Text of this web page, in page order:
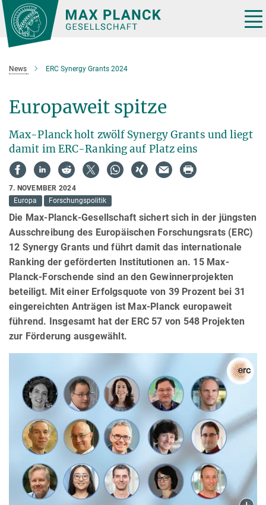
Hauptinhalt
News ERC Synergy Grants 2024
Europaweit spitze
Max-Planck holt zwölf Synergy Grants und liegt
damit im ERC-Ranking auf Platz eins
7. NOVEMBER 2024
Europa
Forschungspolitik
Die Max-Planck-Gesellschaft sichert sich in der jüngsten
Ausschreibung des Europäischen Forschungsrats (ERC)
12 Synergy Grants und führt damit das internationale
Ranking der geförderten Institutionen an. 15 Max-
Planck-Forschende sind an den Gewinnerprojekten
beteiligt. Mit einer Erfolgsquote von 39 Prozent bei 31
eingereichten Anträgen ist Max-Planck europaweit
führend. Insgesamt hat der ERC 57 von 548 Projekten
zur Förderung ausgewählt.